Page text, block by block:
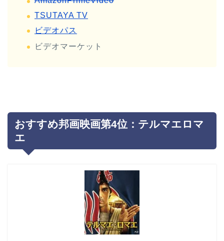
TSUTAYA TV
ビデオパス
ビデオマーケット
おすすめ邦画映画第4位：テルマエロマ
エ